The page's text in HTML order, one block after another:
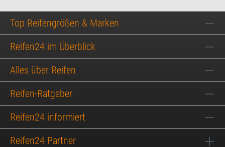
Top Reifengrößen & Marken
Reifen24 im Überblick
Alles über Reifen
Reifen-Ratgeber
Reifen24 informiert
Reifen24 Partner